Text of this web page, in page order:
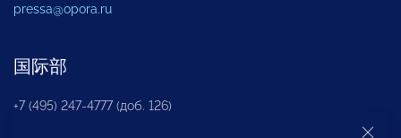
pressa@opora.ru
国际部
+7 (495) 247-4777 (доб. 126)